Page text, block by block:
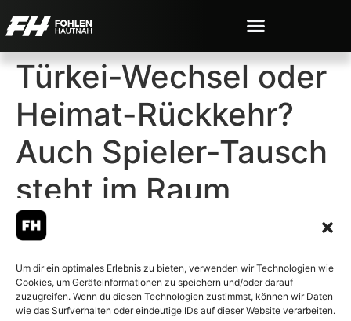
Um dir ein optimales Erlebnis zu bieten, verwenden wir Technologien wie
Cookies, um Geräteinformationen zu speichern und/oder darauf
zuzugreifen. Wenn du diesen Technologien zustimmst, können wir Daten
wie das Surfverhalten oder eindeutige IDs auf dieser Website verarbeiten.
Türkei-Wechsel oder
Heimat-Rückkehr?
Auch Spieler-Tausch
steht im Raum
© 2007-2026 Fohlen-Hautnah.de
– Alle rechte vorbehalten.